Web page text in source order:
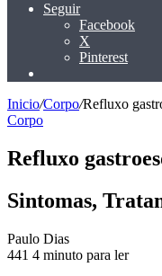
Seguir
Facebook
X
Pinterest
Inicio/Corpo/Refluxo
Corpo
Refluxo
Sintomas,
Paulo DiasSend
an
441 4 minuto para ler